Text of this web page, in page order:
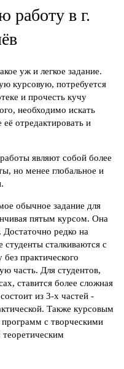
работу в г.
уж и легкое задание.
курсовую, потребуется
и прочесть кучу
необходимо искать
отредактировать и
являют собой более
но менее глобальное и
обычное задание для
пятым курсом. Она
редко на
сталкиваются с
практического
часть. Для студентов,
ставится более сложная
из 3-х частей -
Также курсовым
с творческими